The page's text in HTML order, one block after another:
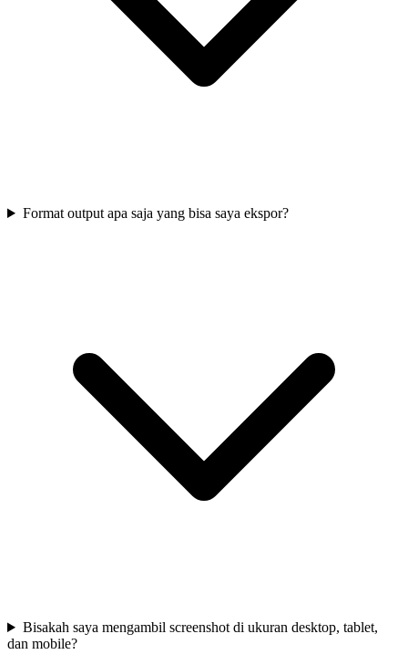
Format output apa saja yang bisa saya ekspor?
Bisakah saya mengambil screenshot di ukuran desktop, tablet,
dan mobile?